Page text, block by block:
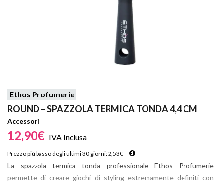
Ethos Profumerie
ROUND – SPAZZOLA TERMICA TONDA 4,4 CM
Accessori
12,90€ IVA Inclusa
Prezzo più basso degli ultimi 30 giorni:2,53€
La spazzola termica tonda professionale Ethos Profumerie
permette di creare giochi di styling estremamente definiti con